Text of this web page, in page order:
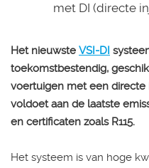
met DI (directe
Het nieuwste VSI-DI
toekomstbestendig,
voertuigen met een directe
voldoet aan de laatste
en certificaten zoals R115.
Het systeem is van hoge